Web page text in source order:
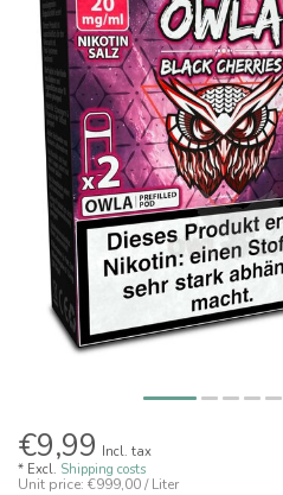
€9,99 Incl. tax
* Excl. Shipping costs
Unit price: €999,00 / Liter